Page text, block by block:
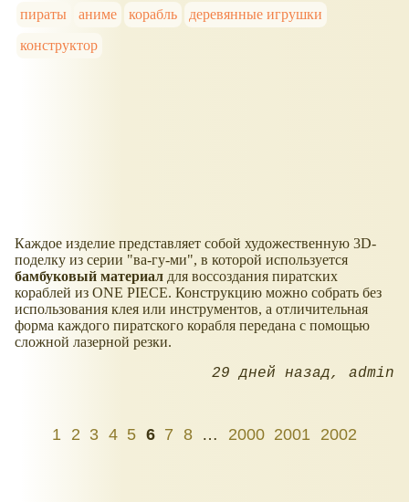
пираты аниме корабль
деревянные игрушки
конструктор
Каждое изделие представляет собой художественную 3D-
поделку из серии "ва-гу-ми", в которой используется
бамбуковый материал для воссоздания пиратских
кораблей из ONE PIECE. Конструкцию можно собрать без
использования клея или инструментов, а отличительная
форма каждого пиратского корабля передана с помощью
сложной лазерной резки.
29 дней назад admin
1 2 3 4 5 6 7 8 … 2000 2001 2002